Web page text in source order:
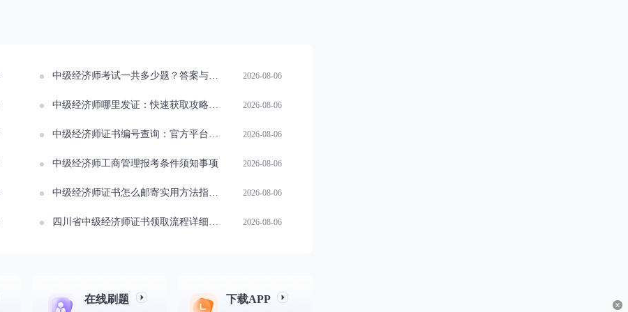
中级经济师考试一共多少题？答案与考试要点解析 2026-08-06
中级经济师哪里发证：快速获取攻略分享 2026-08-06
中级经济师证书编号查询：官方平台使用指南 2026-08-06
中级经济师工商管理报考条件须知事项 2026-08-06
中级经济师证书怎么邮寄实用方法指南速看 2026-08-06
四川省中级经济师证书领取流程详细步骤与注意事项 2026-08-06
在线刷题 下载APP